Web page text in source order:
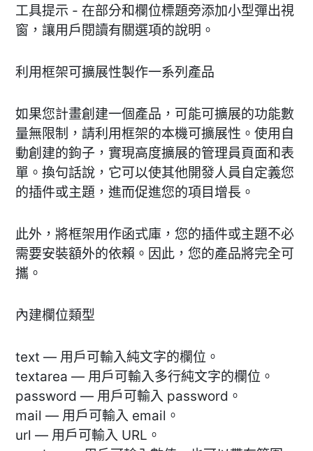
工具提示 - 在部分和欄位標題旁添加小型彈出視
窗，讓用戶閱讀有關選項的說明。
利用框架可擴展性製作一系列產品
如果您計畫創建一個產品，可能可擴展的功能數
量無限制，請利用框架的本機可擴展性。使用自
動創建的鉤子，實現高度擴展的管理員頁面和表
單。換句話說，它可以使其他開發人員自定義您
的插件或主題，進而促進您的項目增長。
此外，將框架用作函式庫，您的插件或主題不必
需要安裝額外的依賴。因此，您的產品將完全可
攜。
內建欄位類型
text — 用戶可輸入純文字的欄位。
textarea — 用戶可輸入多行純文字的欄位。
password — 用戶可輸入 password。
mail — 用戶可輸入 email。
url — 用戶可輸入 URL。